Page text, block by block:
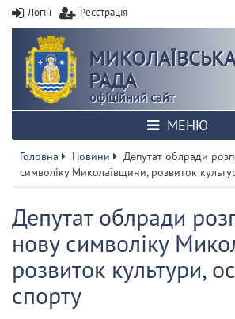
Логін Реєстрація
РАДА
офіційний сайт
МЕНЮ
Головна Новини
Депутат облради
символіку Миколаївщини, розвиток
Депутат облради
нову символіку
розвиток культури,
спорту